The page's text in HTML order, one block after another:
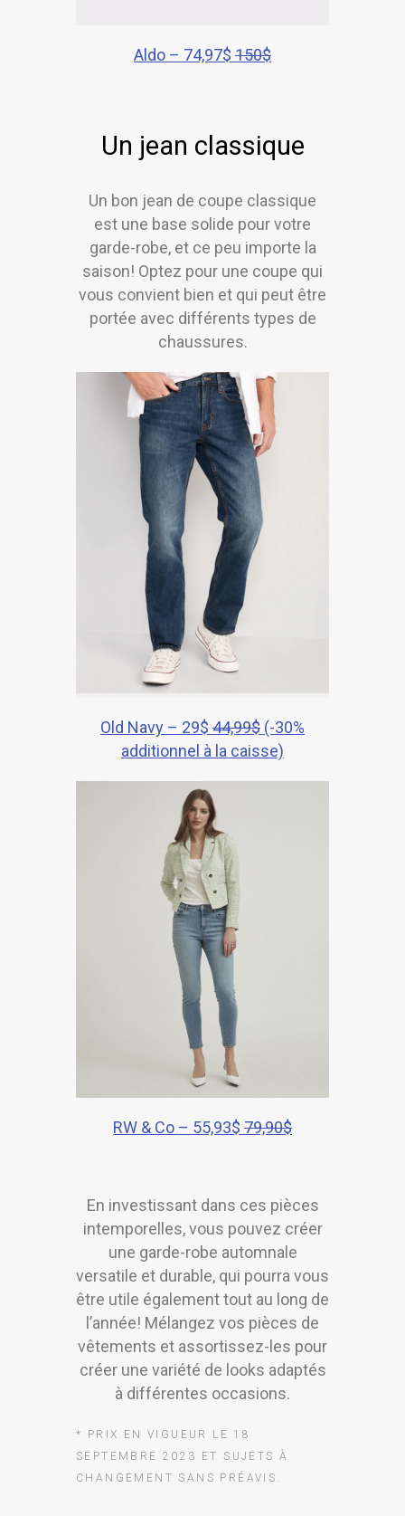
Aldo – 74,97$ 150$
Un jean classique
Un bon jean de coupe classique
est une base solide pour votre
garde-robe, et ce peu importe la
saison! Optez pour une coupe qui
vous convient bien et qui peut être
portée avec différents types de
chaussures.
Old Navy – 29$ 44,99$ (-30%
additionnel à la caisse)
RW & Co – 55,93$ 79,90$
En investissant dans ces pièces
intemporelles, vous pouvez créer
une garde-robe automnale
versatile et durable, qui pourra vous
être utile également tout au long de
l’année! Mélangez vos pièces de
vêtements et assortissez-les pour
créer une variété de looks adaptés
à différentes occasions.
* PRIX EN VIGUEUR LE 18
SEPTEMBRE 2023 ET SUJETS À
CHANGEMENT SANS PRÉAVIS.